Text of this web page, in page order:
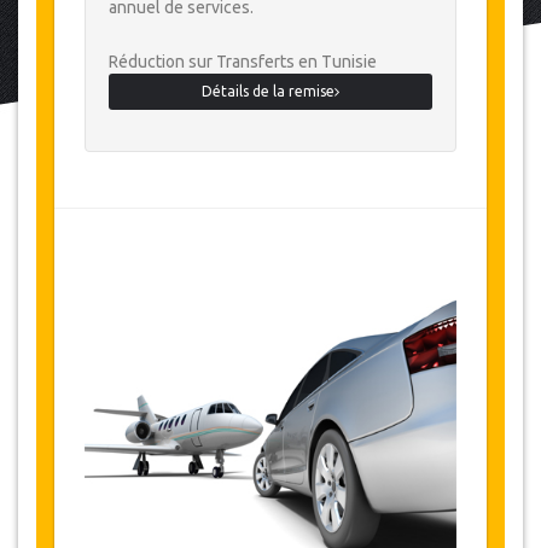
annuel de services.
Réduction sur Transferts en Tunisie
Détails de la remise